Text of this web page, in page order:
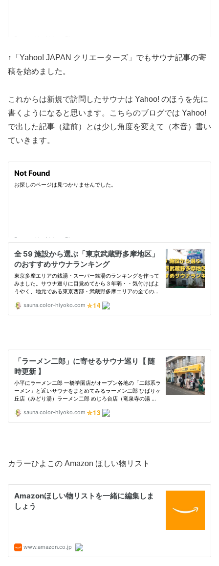
↑「Yahoo! JAPAN クリエーターズ」でもサウナ記事の寄
稿を始めました。
これからは新規で訪問したサウナは Yahoo! のほうを先に
書くようになると思います。こちらのブログでは Yahoo!
で出した記事（建前）とは少し角度を変えて（本音）書い
ていきます。
カラーひよこの Amazon ほしい物リスト